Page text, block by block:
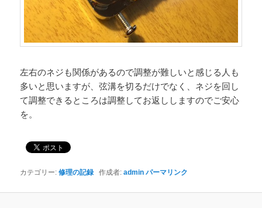
左右のネジも関係があるので調整が難しいと感じる人も
多いと思いますが、弦溝を切るだけでなく、ネジを回し
て調整できるところは調整してお返ししますのでご安心
を。
カテゴリー:修理の記録作成者:admin パーマリンク